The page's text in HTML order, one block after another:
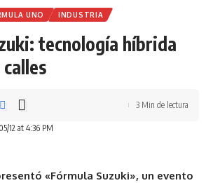
UNO INDUSTRIA
tecnología híbrida
calles
12 at 4:36 PM
3 Min de lectura
«Fórmula Suzuki», un evento